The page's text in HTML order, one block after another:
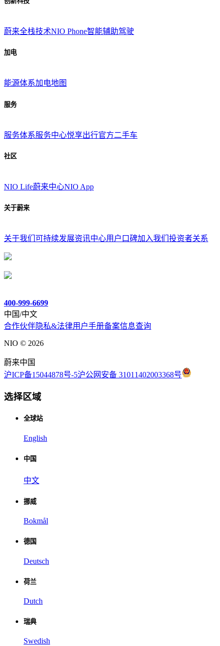
蔚来全栈技术NIO Phone智能辅助驾驶
加电
能源体系加电地图
服务
服务体系服务中心悦享出行官方二手车
社区
NIO Life蔚来中心NIO App
关于蔚来
关于我们 可持续发展资讯中心用户口碑加入我们 投资者关系
400-999-6699
中国/中文
合作伙伴隐私&法律用户手册备案信息查询
NIO © 2026
蔚来中国
沪ICP备15044878号-5沪公网安备 31011402003368号
选择区域
全球站
English
中国
中文
挪威
Bokmål
德国
Deutsch
荷兰
Dutch
瑞典
Swedish